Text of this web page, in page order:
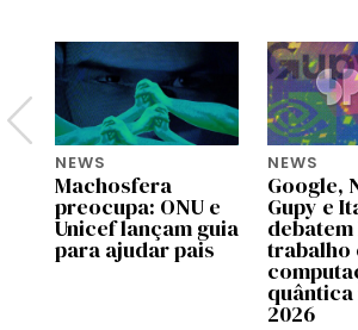
NEWS
Machosfera
preocupa: ONU e
Unicef lançam guia
para ajudar pais
NEWS
Google,
Gupy e
debatem
trabalho
quântica
2026